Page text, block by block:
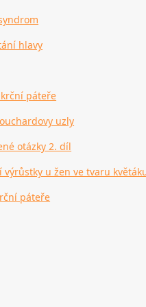
hlavy
páteře
uzly
otázky 2. díl
výrůstky u žen ve tvaru
páteře